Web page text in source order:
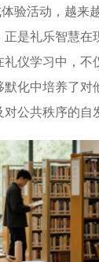
验活动，越来
是礼乐智慧在
仪学习中，不
化中培养了对
公共秩序的自